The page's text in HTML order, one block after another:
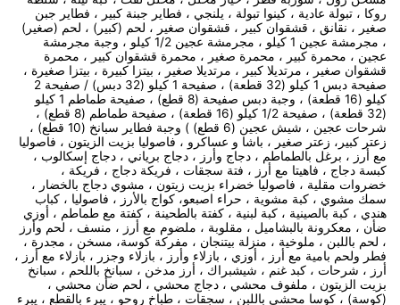
روكا ، تبولة عادية ، كينوا تبولة ، يلنجي ، فطاير جبنة كبير ، فطاير جبن
صغير ، نقانق ، قشقوان كبير ، قشقوان صغير ، لحم (كبير) ، لحم (صغير)
، مجرمشة عجين 1 كيلو ، مجرمشة عجين 1/2 كيلو ، وجبة مجرمشة
عجين ، محمرة كبير ، محمرة صغير ، محمرة قشقوان كبير ، محمرة
قشقوان صغير ، مرتديلا كبير ، مرتديلا صغير ، بيتزا كبيرة ، بيتزا صغيرة ،
صفيحة دبس 1 كيلو (32 قطعة) ، صفيحة 1 كيلو (32 دبس) / صفيحة 2
كيلو (16 قطعة) ، وجبة دبس صفيحة (8 قطع) ، صفيحة طماطم 1 كيلو
(32 قطعة) ، صفيحة 1/2 كيلو (16 قطعة) ، صفيحة طماطم (8 قطع) ،
شرحات عجين ، شيش عجين (6 قطع) ) وجبة فطاير سبانخ (10 قطع) ،
زعتر كبير، زعتر صغير ، باشا و عساكرو ، فاصوليا بزيت الزيتون ، فاصوليا
مع أرز ، برغل بالطماطم ، دجاج وأرز ، دجاج برياني ، دجاج إسكالوب ،
كبسة دجاج ، فاهيتا مع أرز ، فتة سجقات ، فريكة دجاج ، فريكة ،
خضروات مقلية ، فاصوليا خضراء بزيت زيتون ، مشوي دجاج بالخضار ،
سمك مشوي ، كبة مشوية ، حراء اصبعو، كواج بالأرز ، فاصوليا ، كباب
هندي ، كبة بالصينية ، كبة لبنية ، كفتة بالطحينة ، كفتة مع طماطم ، أوزي
ضأن ، معكرونة بالبشاميل ، مقلوبة ، ملضوم مع أرز ، منسف ، لحم وأرز
، لحم باللبن ، ملوخية ، منزلة بيتنجان ، مفركة كوسة، مسخن ، مجدرة ،
فطر ولحم بامية مع أرز ، أوزي ، بازلاء وأرز ، بازلاء وجزر ، بازلاء مع أرز ،
أرز ، شرحات ، كبد غنم ، شيشبراك ، أرز مدخن ، سبانخ باللحم ، سبانخ
بزيت الزيتون ، ملفوف محشي ، دجاج محشي ، لحم ضأن محشي ،
(كوسة) ، كوسا محشي باللبن ، سجقات ، طباخ روحو ، يبرء بالقطع ، يبرء